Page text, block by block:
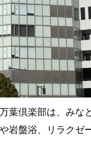
葉倶楽部は、みな
岩盤浴、リラクゼ